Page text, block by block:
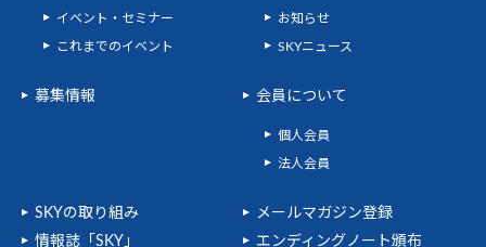
イベント・セミナー
これまでのイベント
募集情報
お知らせ
SKYニュース
会員について
個人会員
法人会員
SKYの取り組み
情報誌「SKY」
メールマガジン登録
エンディングノート頒布